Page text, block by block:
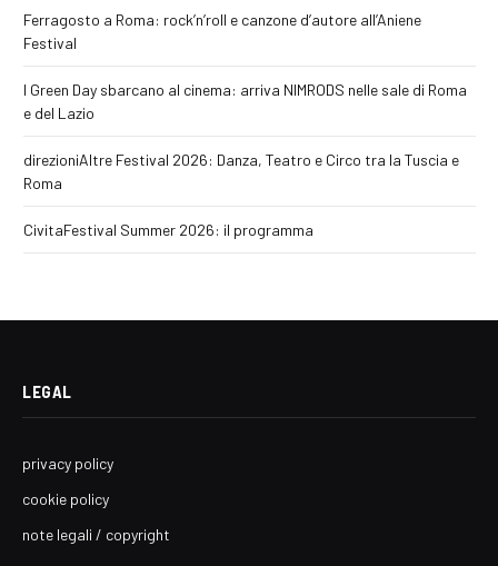
Ferragosto a Roma: rock’n’roll e canzone d’autore all’Aniene
Festival
I Green Day sbarcano al cinema: arriva NIMRODS nelle sale di Roma
e del Lazio
direzioniAltre Festival 2026: Danza, Teatro e Circo tra la Tuscia e
Roma
CivitaFestival Summer 2026: il programma
LEGAL
privacy policy
cookie policy
note legali / copyright